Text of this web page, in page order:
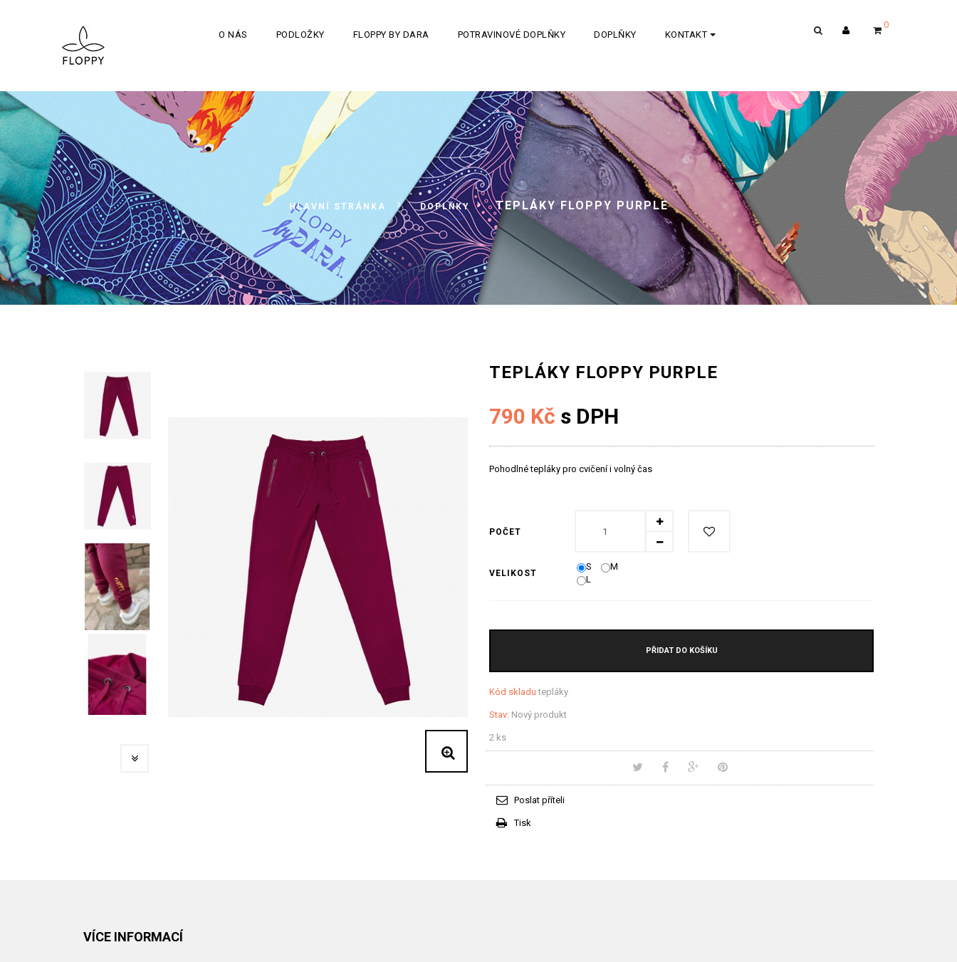
O NÁS PODLOŽKY FLOPPY BY DARA POTRAVINOVÉ DOPLŇKY DOPLŇKY KONTAKT
0
HLAVNÍ STRÁNKA > DOPLŇKY > TEPLÁKY FLOPPY PURPLE
TEPLÁKY FLOPPY PURPLE
790 Kč s DPH
Pohodlné tepláky pro cvičení i volný čas
POČET
VELIKOST
S
M
L
PŘIDAT DO KOŠÍKU
Kód skladu tepláky
Stav: Nový produkt
2 ks
Poslat příteli
Tisk
VÍCE INFORMACÍ